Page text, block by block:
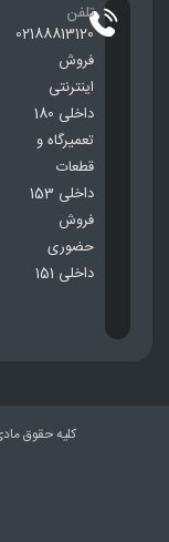
تلفن
02188813120
فروش
اینترنتی
داخلی 180
تعمیرگاه و
قطعات
داخلی 153
فروش
حضوری
داخلی 151
کلیه حقوق